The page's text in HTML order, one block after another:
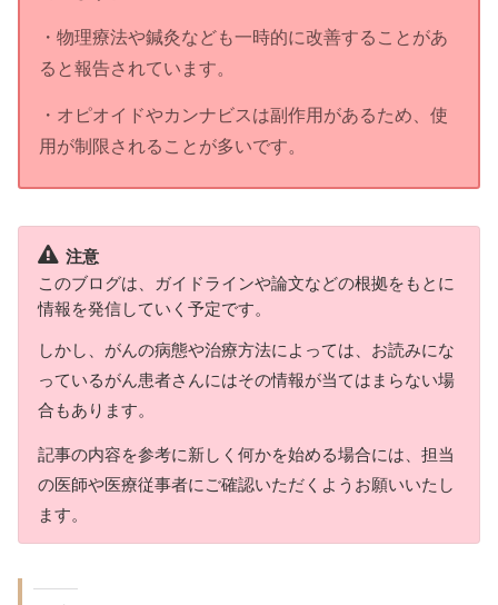
・物理療法や鍼灸なども一時的に改善することがあ
ると報告されています。
・オピオイドやカンナビスは副作用があるため、使
用が制限されることが多いです。
注意
このブログは、ガイドラインや論文などの根拠をもとに
情報を発信していく予定です。
しかし、がんの病態や治療方法によっては、お読みにな
っているがん患者さんにはその情報が当てはまらない場
合もあります。
記事の内容を参考に新しく何かを始める場合には、担当
の医師や医療従事者にご確認いただくようお願いいたし
ます。